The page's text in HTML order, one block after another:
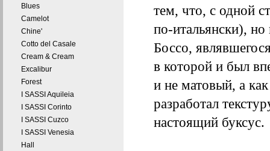
Blues
Camelot
Chine'
Cotto del Casale
Cream & Cream
Excalibur
Forest
I SASSI Aquileia
I SASSI Corinto
I SASSI Cuzco
I SASSI Venesia
Hall
тем, что, с одной
по-итальянски),
Боссо,
в которой и был
и не матовый, а
разработал
настоящий буксус.